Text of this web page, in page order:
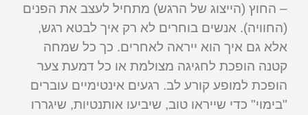
– החוץ (הייצוג של הרגש) מתחיל לעצב את הפנים
(החוויה). אנשים בוחרים לא רק איך לבטא רגש,
אלא גם איך הוא ייראה לאחרים. כך כל שמחה
קטנה הופכת לחגיגה מצולמת או כל דמעת צער
הופכת למופע קורע לב. רגעים אינטימיים עוברים
"בימוי" כדי שייראו טוב, שיביעו אותנטיות, שיגררו